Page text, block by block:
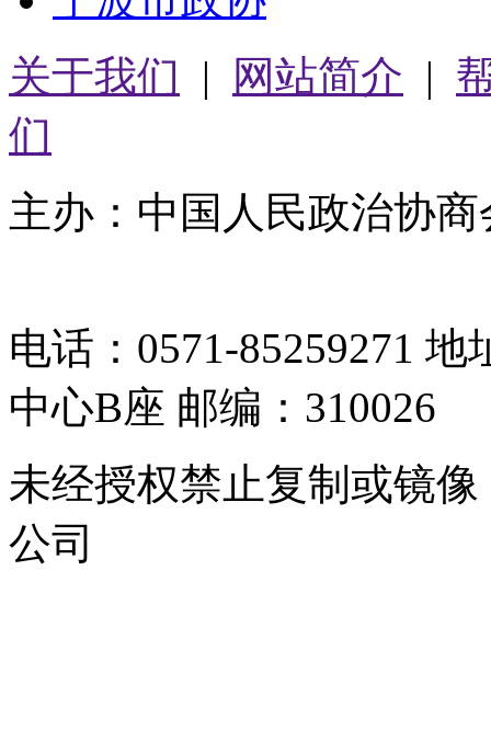
关于我们 | 网站简介 |
们
主办：中国人民政治协
电话：0571-85259271
中心B座 邮编：310026
未经授权禁止复制或镜
公司